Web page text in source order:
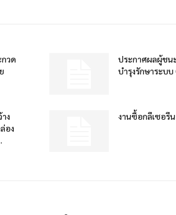
วด
ประกาศผลผู้ชน
บำรุงรักษาระบบ
ง
อง
งานซื้อกลีเซอรี